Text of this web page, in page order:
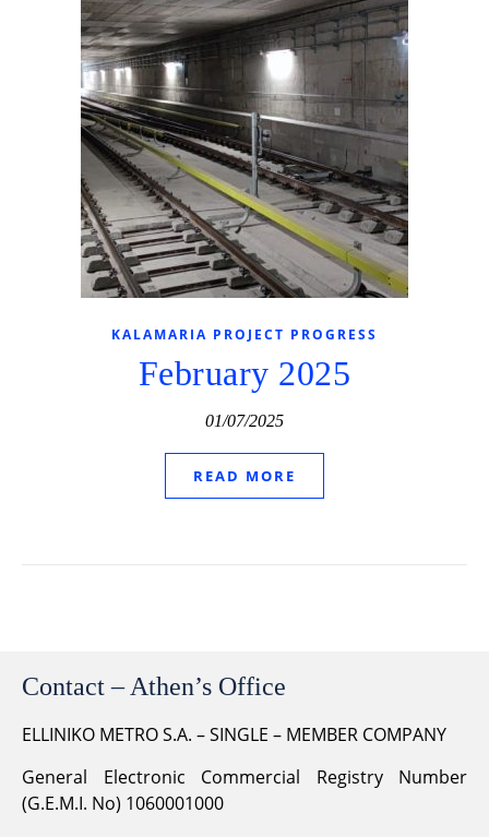
KALAMARIA PROJECT PROGRESS
February 2025
01/07/2025
READ MORE
Contact – Athen’s Office
ELLINIKO METRO S.A. – SINGLE – MEMBER COMPANY
General Electronic Commercial Registry Number
(G.E.M.I. No) 1060001000